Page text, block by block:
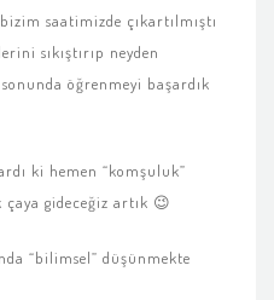
saatimizde çıkartılmıştı
sıkıştırıp neyden
öğrenmeyi başardık
ki hemen “komşuluk”
çaya gideceğiz artık 😉
“bilimsel” düşünmekte